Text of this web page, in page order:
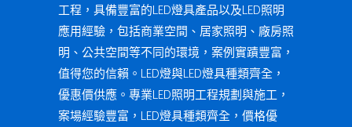
工程，具備豐富的LED燈具產品以及LED照明
應用經驗，包括商業空間、居家照明、廠房照
明、公共空間等不同的環境，案例實蹟豐富，
值得您的信賴。LED燈與LED燈具種類齊全，
優惠價供應。專業LED照明工程規劃與施工，
案場經驗豐富，LED燈具種類齊全，價格優